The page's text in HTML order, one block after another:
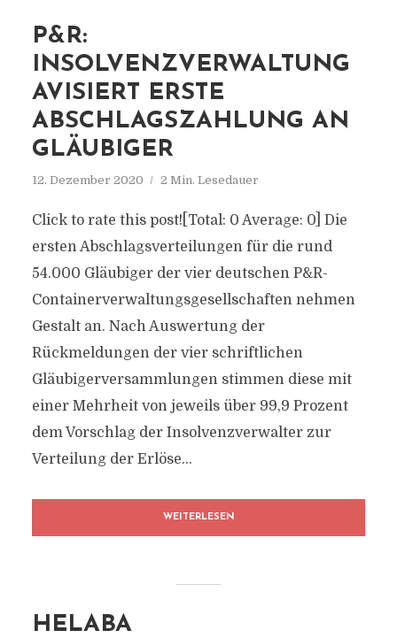
P&R:
INSOLVENZVERWALTUNG
AVISIERT ERSTE
ABSCHLAGSZAHLUNG AN
GLÄUBIGER
12. Dezember 2020 2 Min. Lesedauer
Click to rate this post![Total: 0 Average: 0] Die
ersten Abschlagsverteilungen für die rund
54.000 Gläubiger der vier deutschen P&R-
Containerverwaltungsgesellschaften nehmen
Gestalt an. Nach Auswertung der
Rückmeldungen der vier schriftlichen
Gläubigerversammlungen stimmen diese mit
einer Mehrheit von jeweils über 99,9 Prozent
dem Vorschlag der Insolvenzverwalter zur
Verteilung der Erlöse...
WEITERLESEN
HELABA